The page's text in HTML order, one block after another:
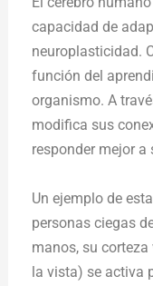
capacidad de
neuroplasticidad.
función del
organismo. A
modifica sus
responder mejor a
Un ejemplo de
personas ciegas
manos, su
la vista) se activa